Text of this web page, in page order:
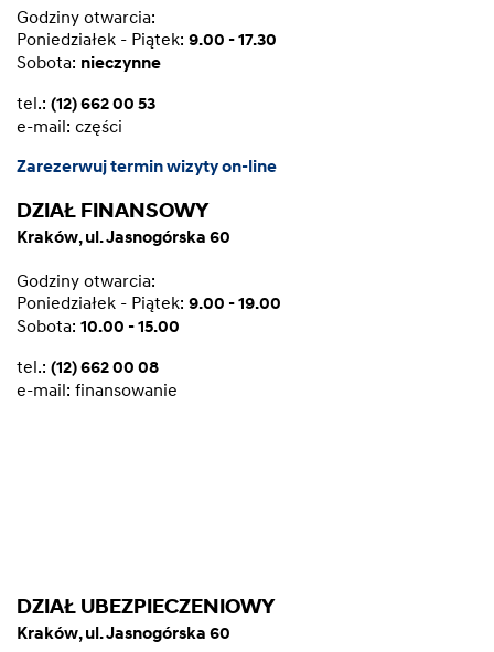
Godziny otwarcia:
Poniedziałek - Piątek: 9.00 - 17.30
Sobota: nieczynne
tel.: (12) 662 00 53
e-mail: części
Zarezerwuj termin wizyty on-line
DZIAŁ FINANSOWY
Kraków, ul. Jasnogórska 60
Godziny otwarcia:
Poniedziałek - Piątek: 9.00 - 19.00
Sobota: 10.00 - 15.00
tel.: (12) 662 00 08
e-mail: finansowanie
DZIAŁ UBEZPIECZENIOWY
Kraków, ul. Jasnogórska 60